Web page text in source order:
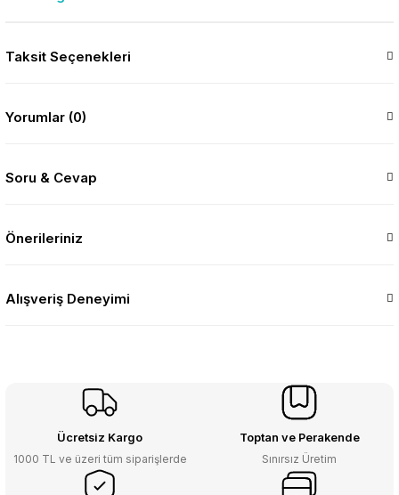
Taksit Seçenekleri
Yorumlar (0)
Soru & Cevap
Önerileriniz
Alışveriş Deneyimi
Ücretsiz Kargo
1000 TL ve üzeri tüm siparişlerde
Toptan ve Perakende
Sınırsız Üretim